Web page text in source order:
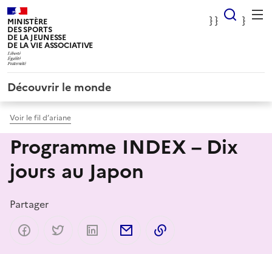
MINISTÈRE
DES SPORTS
DE LA JEUNESSE
DE LA VIE ASSOCIATIVE
} } }
}
Découvrir le monde
Voir le fil d’ariane
Programme INDEX – Dix
jours au Japon
Partager
Partager sur Facebook
Partager sur Twitter
Partager sur LinkedIn
Partager par email
Panneau de gestion des cookies